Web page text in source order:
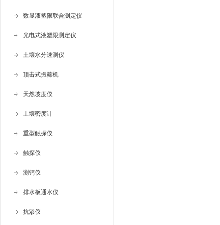
数显液塑限联合测定仪
光电式液塑限测定仪
土壤水分速测仪
顶击式振筛机
天然坡度仪
土壤密度计
重型触探仪
触探仪
测钙仪
排水板通水仪
抗渗仪